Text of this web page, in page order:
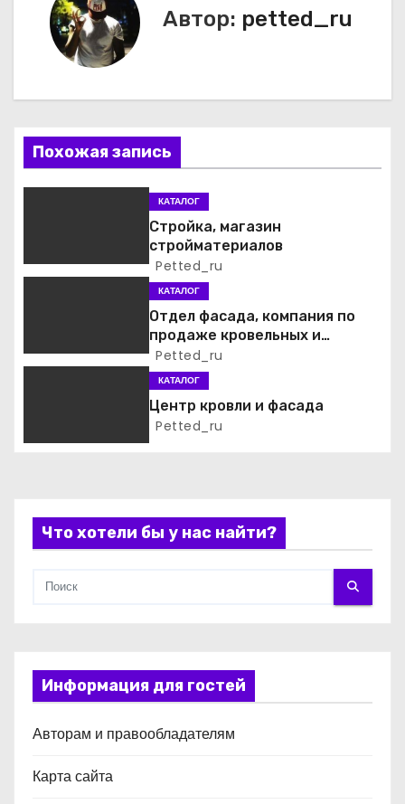
а
ц
и
п
а
и
я
м
Автор: petted_ru
Похожая запись
КАТАЛОГ
Стройка, магазин
стройматериалов
Petted_ru
КАТАЛОГ
Отдел фасада, компания по
продаже кровельных и
фасадных материалов
Petted_ru
КАТАЛОГ
Центр кровли и фасада
Petted_ru
Что хотели бы у нас найти?
Информация для гостей
Авторам и правообладателям
Карта сайта